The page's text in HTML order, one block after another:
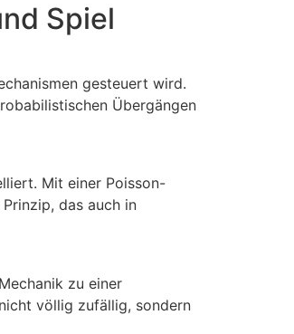
Spiel
gesteuert wird.
Übergängen
Mit einer Poisson-
das auch in
zu einer
völlig zufällig, sondern